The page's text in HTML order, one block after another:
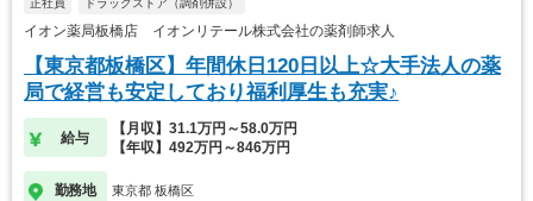
正社員 ドラッグストア（調剤併設）
イオン薬局板橋店 イオンリテール株式会社の薬剤師求人
【東京都板橋区】年間休日120日以上☆大手法人の薬
局で経営も安定しており福利厚生も充実♪
給与
【月収】31.1万円～58.0万円
【年収】492万円～846万円
勤務地 東京都 板橋区